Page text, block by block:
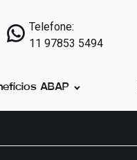
Telefone:
11 97853 5494
ABAP